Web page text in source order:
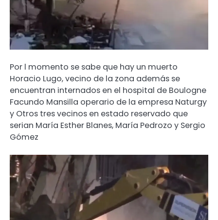
Por l momento se sabe que hay un muerto
Horacio Lugo, vecino de la zona además se
encuentran internados en el hospital de Boulogne
Facundo Mansilla operario de la empresa Naturgy
y Otros tres vecinos en estado reservado que
serian María Esther Blanes, María Pedrozo y Sergio
Gómez